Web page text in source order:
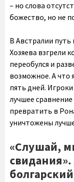
– но слова
божество, но не
В Австралии
Хозяева взгрели
переобулся и
возможное. А что
пять дней.
лучшее
превратить в
уничтожены
«Слушай,